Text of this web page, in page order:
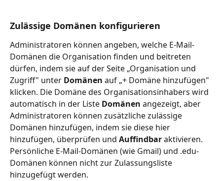
Zulässige Domänen konfigurieren
Administratoren können angeben, welche E-Mail-
Domänen die Organisation finden und beitreten
dürfen, indem sie auf der Seite „Organisation und
Zugriff" unter Domänen auf „+ Domäne hinzufügen"
klicken. Die Domäne des Organisationsinhabers wird
automatisch in der Liste Domänen angezeigt, aber
Administratoren können zusätzliche zulässige
Domänen hinzufügen, indem sie diese hier
hinzufügen, überprüfen und Auffindbar aktivieren.
Persönliche E-Mail-Domänen (wie Gmail) und .edu-
Domänen können nicht zur Zulassungsliste
hinzugefügt werden.